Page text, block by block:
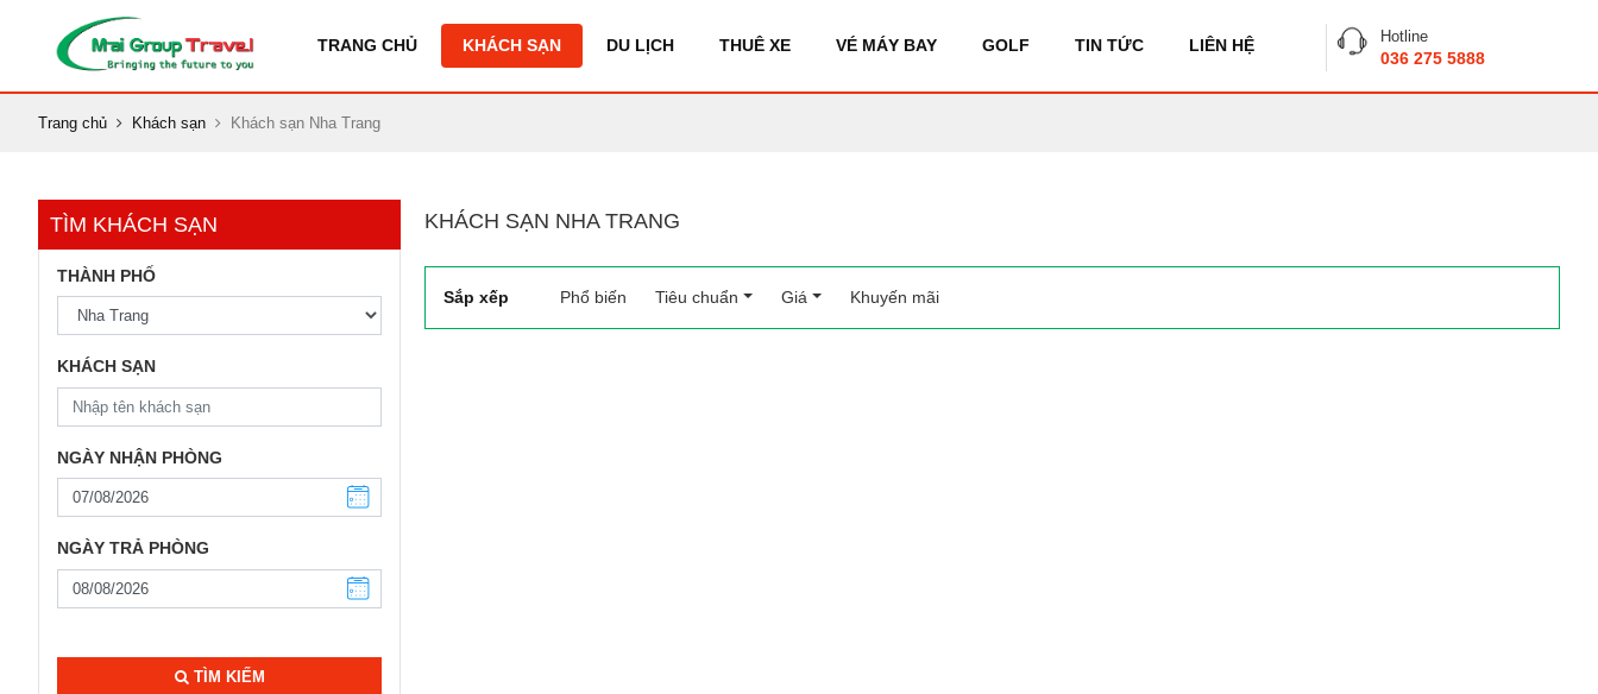
TRANG CHỦ KHÁCH SẠN DU LỊCH THUÊ XE VÉ MÁY BAY GOLF TIN TỨC LIÊN HỆ Hotline
036 275 5888
Trang chủ Khách sạn Khách sạn Nha Trang
KHÁCH SẠN NHA TRANG
Sắp xếp Phổ biến (current)
Tiêu chuẩn Giá Khuyến mãi
TÌM KHÁCH SẠN
THÀNH PHỐ
KHÁCH SẠN
NGÀY NHẬN PHÒNG
NGÀY TRẢ PHÒNG
TÌM KIẾM